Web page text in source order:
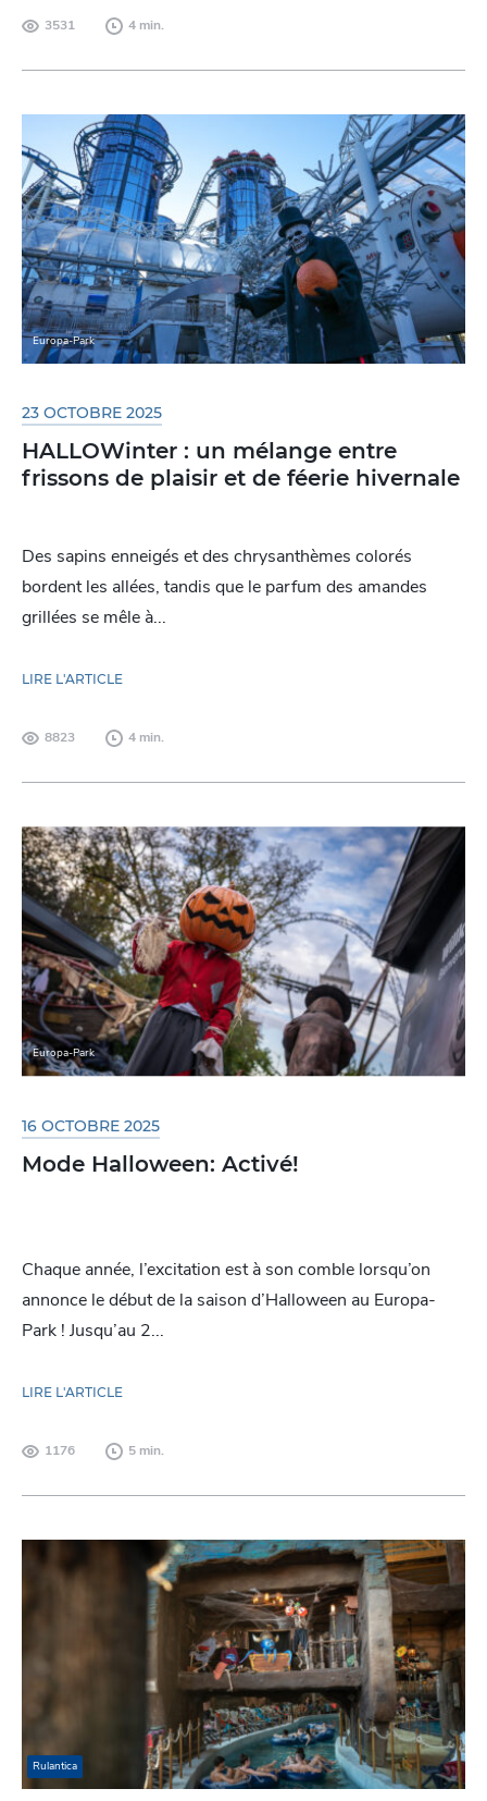
3531 4 min.
Europa-Park
23 OCTOBRE 2025
HALLOWinter : un mélange entre
frissons de plaisir et de féerie hivernale
Des sapins enneigés et des chrysanthèmes colorés
bordent les allées, tandis que le parfum des amandes
grillées se mêle à...
LIRE L'ARTICLE
8823 4 min.
Europa-Park
16 OCTOBRE 2025
Mode Halloween: Activé!
Chaque année, l’excitation est à son comble lorsqu’on
annonce le début de la saison d’Halloween au Europa-
Park ! Jusqu’au 2...
LIRE L'ARTICLE
1176 5 min.
Rulantica